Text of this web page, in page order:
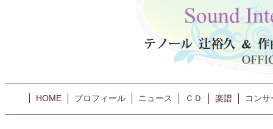
HOME プロフィール ニュース ＣＤ 楽譜 コン